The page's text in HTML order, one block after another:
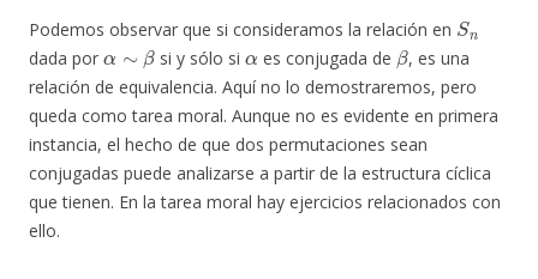
Podemos observar que si consideramos la relación en
Sn
dada por
α∼β
si y sólo si
α
es conjugada de
β
, es una
relación de equivalencia. Aquí no lo demostraremos, pero
queda como tarea moral. Aunque no es evidente en primera
instancia, el hecho de que dos permutaciones sean
conjugadas puede analizarse a partir de la estructura cíclica
que tienen. En la tarea moral hay ejercicios relacionados con
ello.